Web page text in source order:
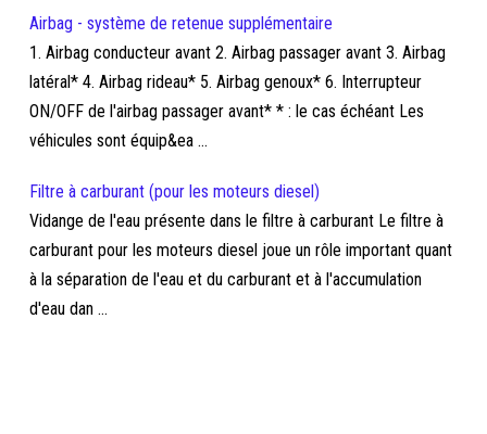
Airbag - système de retenue supplémentaire
1. Airbag conducteur avant 2. Airbag passager avant 3. Airbag
latéral* 4. Airbag rideau* 5. Airbag genoux* 6. Interrupteur
ON/OFF de l'airbag passager avant* * : le cas échéant Les
véhicules sont équip&ea ...
Filtre à carburant (pour les moteurs diesel)
Vidange de l'eau présente dans le filtre à carburant Le filtre à
carburant pour les moteurs diesel joue un rôle important quant
à la séparation de l'eau et du carburant et à l'accumulation
d'eau dan ...